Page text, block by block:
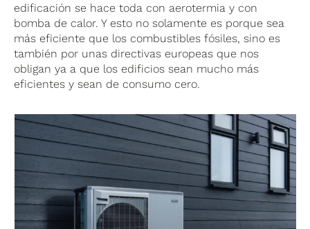
edificación se hace toda con aerotermia y con
bomba de calor. Y esto no solamente es porque sea
más eficiente que los combustibles fósiles, sino es
también por unas directivas europeas que nos
obligan ya a que los edificios sean mucho más
eficientes y sean de consumo cero.